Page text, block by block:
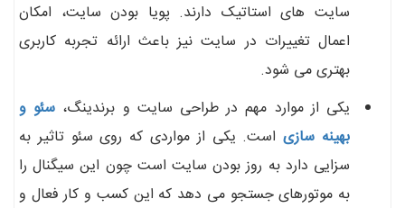
سایت های استاتیک دارند. پویا بودن سایت، امکان
اعمال تغییرات در سایت نیز باعث ارائه تجربه کاربری
بهتری می شود.
یکی از موارد مهم در طراحی سایت و برندینگ، سئو و
بهینه سازیاست. یکی از مواردی که روی سئو تاثیر به
سزایی دارد به روز بودن سایت است چون این سیگنال را
به موتورهای جستجو می دهد که این کسب و کار فعال و